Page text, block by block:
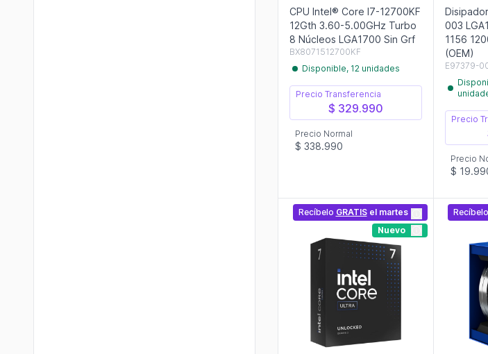
CPU Intel® Core I7-12700KF
12Gth 3.60-5.00GHz Turbo
8 Núcleos LGA1700 Sin Grf
BX8071512700KF
Disponible, 12 unidades
Precio Transferencia
$ 329.990
Precio Normal
$ 338.990
003
1156
(OEM)
E97379-
Precio
Precio
$
Recíbelo GRATISel martes
Nuevo
Recíbelo